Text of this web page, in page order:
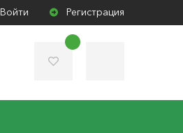
Войти Регистрация